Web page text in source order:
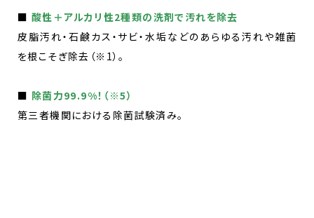
■ 酸性＋アルカリ性2種類の洗剤で汚れを除去
皮脂汚れ・石鹸カス・サビ・水垢などのあらゆる汚れや雑菌
を根こそぎ除去（※1）。
■ 除菌力99.9%！（※5）
第三者機関における除菌試験済み。